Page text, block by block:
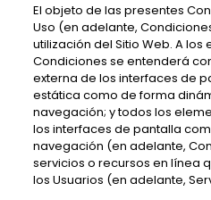
El objeto de las presentes
Uso (en adelante,
utilización del Sitio Web. A
Condiciones se entenderá
externa de los interfaces de
estática como de forma
navegación; y todos los
los interfaces de pantalla
navegación (en adelante,
servicios o recursos en línea
los Usuarios (en adelante,